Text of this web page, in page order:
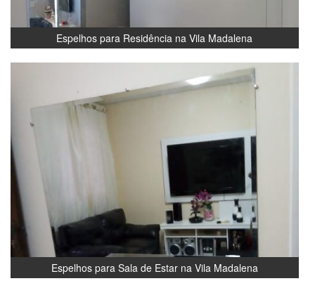
Espelhos para Residência na Vila Madalena
Espelhos para Sala de Estar na Vila Madalena